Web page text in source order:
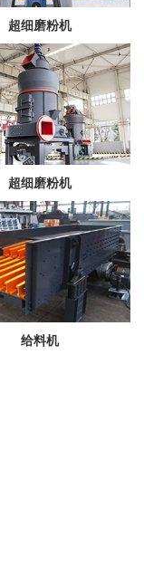
超细磨粉机
超细磨粉机
给料机